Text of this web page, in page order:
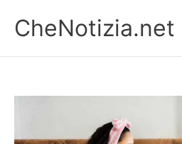
contenuto
CheNotizia.net